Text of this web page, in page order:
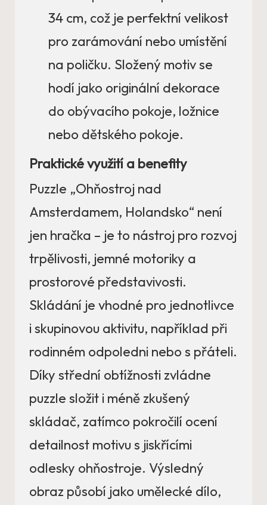
34 cm, což je perfektní velikost
pro zarámování nebo umístění
na poličku. Složený motiv se
hodí jako originální dekorace
do obývacího pokoje, ložnice
nebo dětského pokoje.
Praktické využití a benefity
Puzzle „Ohňostroj nad
Amsterdamem, Holandsko“ není
jen hračka – je to nástroj pro rozvoj
trpělivosti, jemné motoriky a
prostorové představivosti.
Skládání je vhodné pro jednotlivce
i skupinovou aktivitu, například při
rodinném odpoledni nebo s přáteli.
Díky střední obtížnosti zvládne
puzzle složit i méně zkušený
skládač, zatímco pokročilí ocení
detailnost motivu s jiskřícími
odlesky ohňostroje. Výsledný
obraz působí jako umělecké dílo,